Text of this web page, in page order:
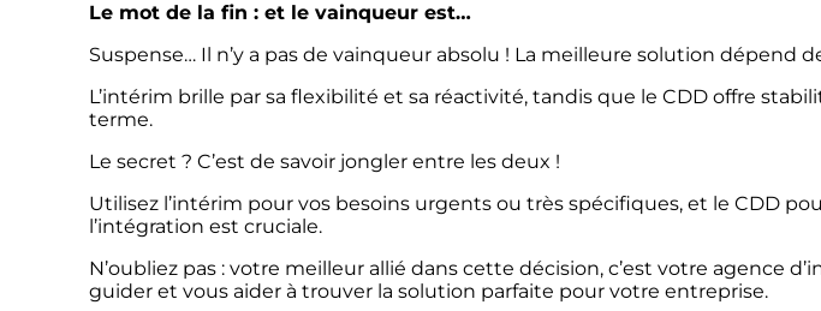
Le mot de la fin : et le vainqueur est…
Suspense… Il n’y a pas de vainqueur absolu ! La meilleure solution dépend
L’intérim brille par sa flexibilité et sa réactivité, tandis que le CDD offre
terme.
Le secret ? C’est de savoir jongler entre les deux !
Utilisez l’intérim pour vos besoins urgents ou très spécifiques, et le CDD
l’intégration est cruciale.
N’oubliez pas : votre meilleur allié dans cette décision, c’est votre agence
guider et vous aider à trouver la solution parfaite pour votre entreprise.